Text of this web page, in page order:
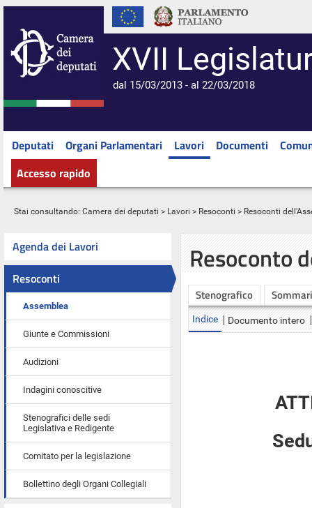
XVII
dal 15/03/2013 - al 22/03/2018
Deputati Organi Parlamentari Lavori Documenti
Accesso rapido
Stai consultando: Camera dei deputati > Lavori > Resoconti > Resoconti
Agenda dei Lavori
Resoconti
Assemblea
Giunte e Commissioni
Audizioni
Indagini conoscitive
Stenografici delle sedi
Legislativa e Redigente
Comitato per la legislazione
Bollettino degli Organi Collegiali
Resoconto
Stenografico
Indice Documento intero